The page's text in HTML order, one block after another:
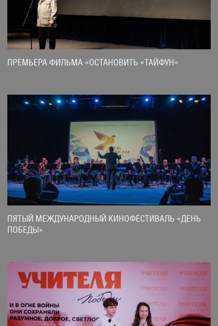
ПРЕМЬЕРА ФИЛЬМА «ОСТАНОВИТЬ «ТАЙФУН»
ПЯТЫЙ МЕЖДУНАРОДНЫЙ КИНОФЕСТИВАЛЬ «ДЕНЬ
ПОБЕДЫ»